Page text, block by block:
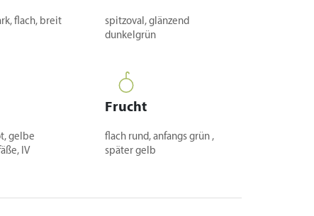
flach, breit
spitzoval, glänzend
dunkelgrün
gelbe
IV
Frucht
flach rund, anfangs grün ,
später gelb